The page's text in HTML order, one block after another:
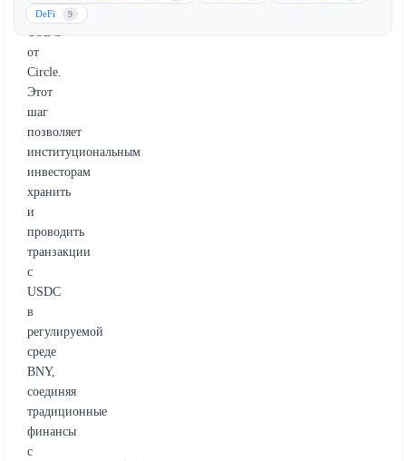
с
USDC
от
Circle.
Этот
шаг
позволяет
институциональным
инвесторам
хранить
и
проводить
транзакции
с
USDC
в
регулируемой
среде
BNY,
соединяя
традиционные
финансы
с
DeFi 9